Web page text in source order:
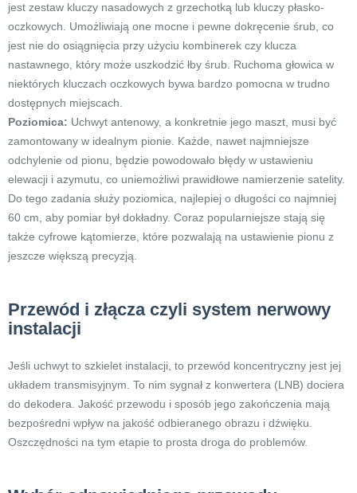
jest zestaw kluczy nasadowych z grzechotką lub kluczy płasko-
oczkowych. Umożliwiają one mocne i pewne dokręcenie śrub, co
jest nie do osiągnięcia przy użyciu kombinerek czy klucza
nastawnego, który może uszkodzić łby śrub. Ruchoma głowica w
niektórych kluczach oczkowych bywa bardzo pomocna w trudno
dostępnych miejscach.
Poziomica: Uchwyt antenowy, a konkretnie jego maszt, musi być
zamontowany w idealnym pionie. Każde, nawet najmniejsze
odchylenie od pionu, będzie powodowało błędy w ustawieniu
elewacji i azymutu, co uniemożliwi prawidłowe namierzenie satelity.
Do tego zadania służy poziomica, najlepiej o długości co najmniej
60 cm, aby pomiar był dokładny. Coraz popularniejsze stają się
także cyfrowe kątomierze, które pozwalają na ustawienie pionu z
jeszcze większą precyzją.
Przewód i złącza czyli system nerwowy
instalacji
Jeśli uchwyt to szkielet instalacji, to przewód koncentryczny jest jej
układem transmisyjnym. To nim sygnał z konwertera (LNB) dociera
do dekodera. Jakość przewodu i sposób jego zakończenia mają
bezpośredni wpływ na jakość odbieranego obrazu i dźwięku.
Oszczędności na tym etapie to prosta droga do problemów.